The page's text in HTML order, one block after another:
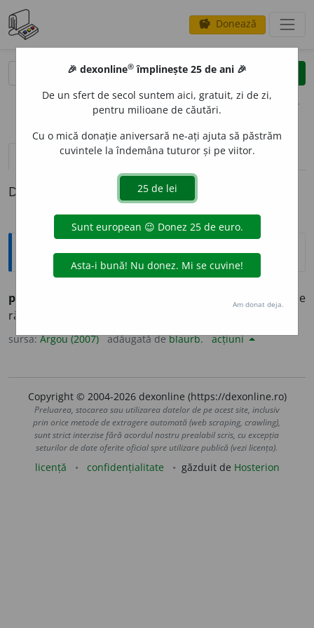
savings Donează
clear
opțiuni
definiții (1)
Definiția cu ID-ul 536811:
Argou
plecat cu sorcova / de-acasă
nebun, cu mințile
rătăcite.
sursa:Argou (2007) adăugată deblaurb. acțiuni
Copyright © 2004-2026 dexonline (https://dexonline.ro)
Preluarea, stocarea sau utilizarea datelor de pe acest site, inclusiv
prin orice metode de extragere automată (web scraping, crawling),
sunt strict interzise fără acordul nostru prealabil scris, cu excepția
seturilor de date oferite oficial spre utilizare publică (vezi licența).
licență confidențialitate găzduit de Hosterion
🎉 dexonline® împlinește 25 de ani 🎉
De un sfert de secol suntem aici, gratuit, zi de zi,
pentru milioane de căutări.
Cu o mică donație aniversară ne-ați ajuta să păstrăm
cuvintele la îndemâna tuturor și pe viitor.
Am donat deja.